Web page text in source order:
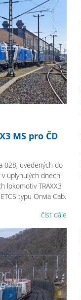
MS pro ČD
028, uvedených do
uplynulých dnech
lokomotiv TRAXX3
typu Onvia Cab.
číst dále